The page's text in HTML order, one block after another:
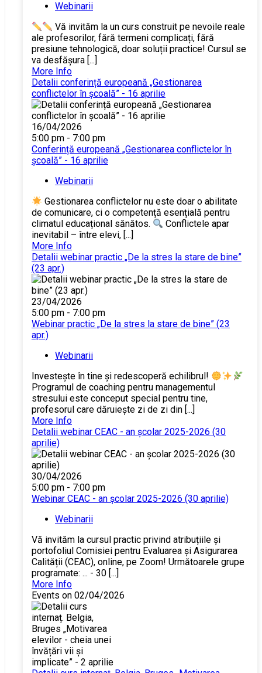
Webinarii
Vă invităm la un curs construit pe nevoile reale
ale profesorilor, fără termeni complicați, fără
presiune tehnologică, doar soluții practice! Cursul se
va desfășura [...]
More Info
Detalii conferință europeană „Gestionarea
conflictelor în școală” - 16 aprilie
16/04/2026
5:00 pm - 7:00 pm
Conferință europeană „Gestionarea conflictelor în
școală” - 16 aprilie
Webinarii
Gestionarea conflictelor nu este doar o abilitate
de comunicare, ci o competență esențială pentru
climatul educațional sănătos.
Conflictele apar
inevitabil – între elevi, [...]
More Info
Detalii webinar practic „De la stres la stare de bine”
(23 apr.)
23/04/2026
5:00 pm - 7:00 pm
Webinar practic „De la stres la stare de bine” (23
apr.)
Webinarii
Investește în tine și redescoperă echilibrul!
Programul de coaching pentru managementul
stresului este conceput special pentru tine,
profesorul care dăruiește zi de zi din [...]
More Info
Detalii webinar CEAC - an școlar 2025-2026 (30
aprilie)
30/04/2026
5:00 pm - 7:00 pm
Webinar CEAC - an școlar 2025-2026 (30 aprilie)
Webinarii
Vă invităm la cursul practic privind atribuțiile și
portofoliul Comisiei pentru Evaluarea și Asigurarea
Calității (CEAC), online, pe Zoom! Următoarele grupe
programate: ... - 30 [...]
More Info
Events on 02/04/2026